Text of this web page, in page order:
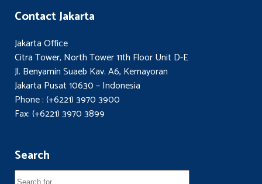
Contact Jakarta
Jakarta Office
Citra Tower, North Tower 11th Floor Unit D-E
Jl. Benyamin Suaeb Kav. A6, Kemayoran
Jakarta Pusat 10630 – Indonesia
Phone : (+6221) 3970 3900
Fax: (+6221) 3970 3899
Search